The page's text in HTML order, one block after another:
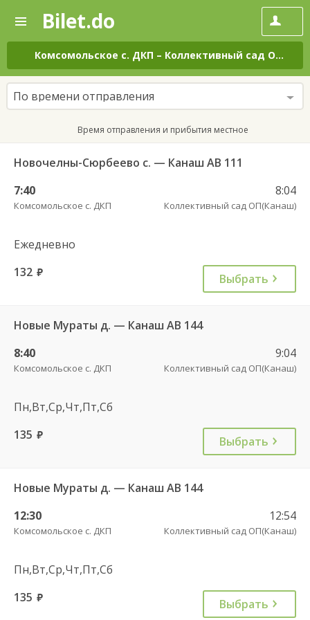
—
Поиск
и
покупка
билетов
на
автобус
онлайн
Bilet.do
Комсомольское с. ДКП – Коллективный сад ОП(Канаш)
По времени отправления
Время отправления и прибытия местное
Новочелны-Сюрбеево с. — Канаш АВ 111
7:40
Комсомольское с. ДКП
8:04
Коллективный сад ОП(Канаш)
Ежедневно
132 руб. Выбрать
Новые Мураты д. — Канаш АВ 144
8:40
Комсомольское с. ДКП
9:04
Коллективный сад ОП(Канаш)
Пн,Вт,Ср,Чт,Пт,Сб
135 руб. Выбрать
Новые Мураты д. — Канаш АВ 144
12:30
Комсомольское с. ДКП
12:54
Коллективный сад ОП(Канаш)
Пн,Вт,Ср,Чт,Пт,Сб
135 руб. Выбрать